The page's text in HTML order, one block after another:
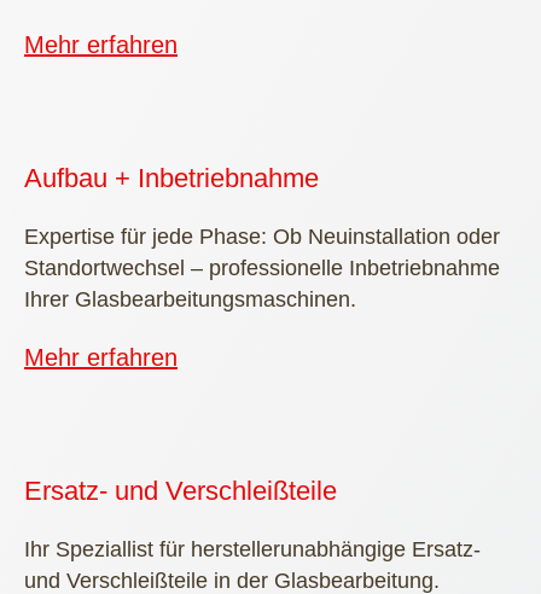
Mehr erfahren
Aufbau + Inbetriebnahme
Expertise für jede Phase: Ob Neuinstallation oder
Standortwechsel – professionelle Inbetriebnahme
Ihrer Glasbearbeitungsmaschinen.
Mehr erfahren
Ersatz- und Verschleißteile
Ihr Speziallist für herstellerunabhängige Ersatz-
und Verschleißteile in der Glasbearbeitung.